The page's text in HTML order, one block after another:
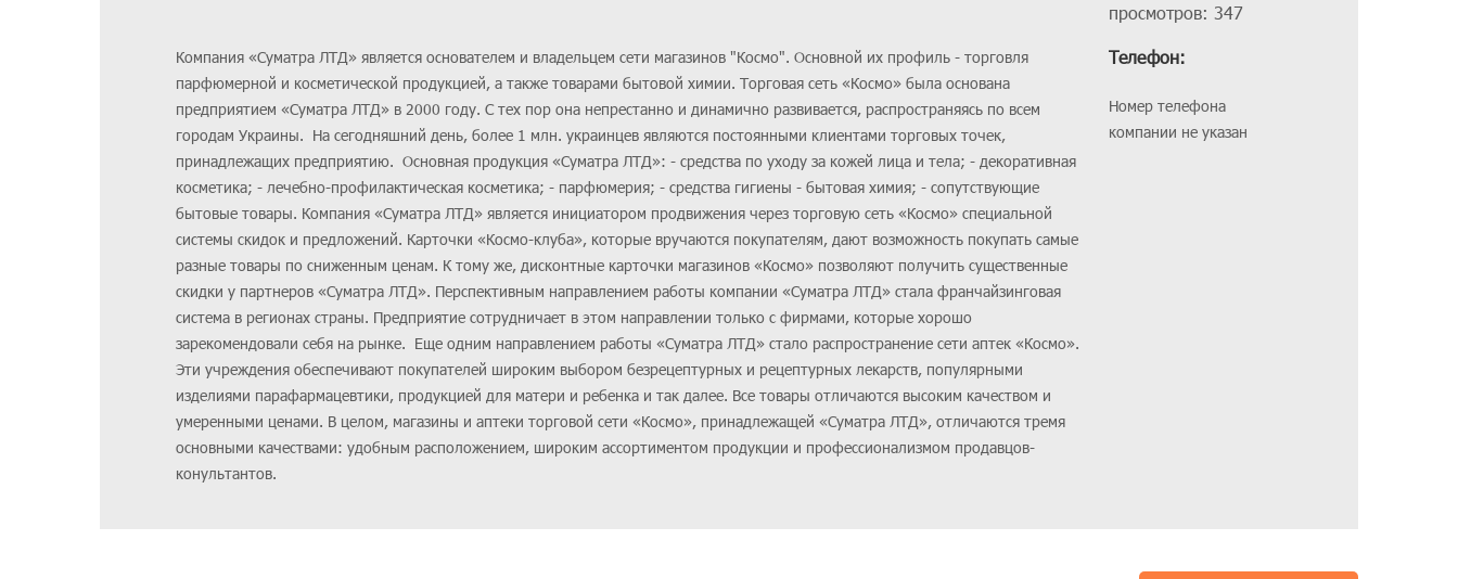
Компания «Суматра ЛТД» является основателем и владельцем сети магазинов "Космо". Основной их профиль - торговля
парфюмерной и косметической продукцией, а также товарами бытовой химии. Торговая сеть «Космо» была основана
предприятием «Суматра ЛТД» в 2000 году. С тех пор она непрестанно и динамично развивается, распространяясь по всем
городам Украины. На сегодняшний день, более 1 млн. украинцев являются постоянными клиентами торговых точек,
принадлежащих предприятию. Основная продукция «Суматра ЛТД»: - средства по уходу за кожей лица и тела; - декоративная
косметика; - лечебно-профилактическая косметика; - парфюмерия; - средства гигиены - бытовая химия; - сопутствующие
бытовые товары. Компания «Суматра ЛТД» является инициатором продвижения через торговую сеть «Космо» специальной
системы скидок и предложений. Карточки «Космо-клуба», которые вручаются покупателям, дают возможность покупать самые
разные товары по сниженным ценам. К тому же, дисконтные карточки магазинов «Космо» позволяют получить существенные
скидки у партнеров «Суматра ЛТД». Перспективным направлением работы компании «Суматра ЛТД» стала франчайзинговая
система в регионах страны. Предприятие сотрудничает в этом направлении только с фирмами, которые хорошо
зарекомендовали себя на рынке. Еще одним направлением работы «Суматра ЛТД» стало распространение сети аптек «Космо».
Эти учреждения обеспечивают покупателей широким выбором безрецептурных и рецептурных лекарств, популярными
изделиями парафармацевтики, продукцией для матери и ребенка и так далее. Все товары отличаются высоким качеством и
умеренными ценами. В целом, магазины и аптеки торговой сети «Космо», принадлежащей «Суматра ЛТД», отличаются тремя
основными качествами: удобным расположением, широким ассортиментом продукции и профессионализмом продавцов-
конультантов.
просмотров: 347
Телефон:
Номер телефона
компании не указан